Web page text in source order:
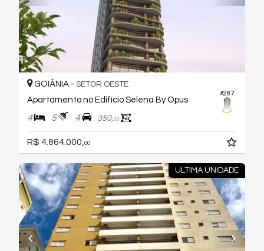
#287
GOIÂNIA - SETOR OESTE
Apartamento no Edifício Selena By Opus
4 5 4 350,00
R$ 4.864.000, 00
ULTIMA UNIDADE